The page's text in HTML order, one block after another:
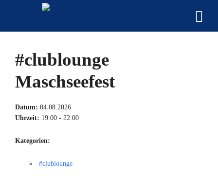
#clublounge
Maschseefest
Datum: 04.08.2026
Uhrzeit: 19:00 - 22:00
Kategorien:
#clublounge